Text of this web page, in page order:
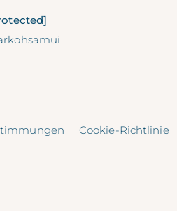
Cookie-Richtlinie